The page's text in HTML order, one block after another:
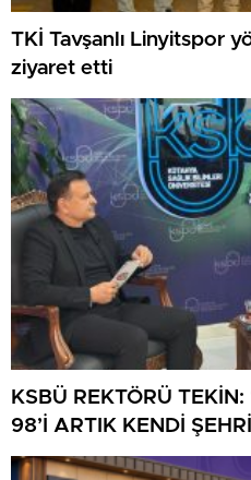
TKİ Tavşanlı Linyitspor
ziyaret etti
KSBÜ REKTÖRÜ
98’İ ARTIK KENDİ